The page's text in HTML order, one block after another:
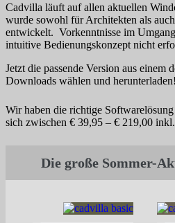
Cadvilla läuft auf allen aktuellen
wurde sowohl für Architekten als
entwickelt. Vorkenntnisse im
intuitive Bedienungskonzept nicht
Jetzt die passende Version aus einem
Downloads wählen und herunterladen!
Wir haben die richtige
sich zwischen € 39,95 – € 219,00